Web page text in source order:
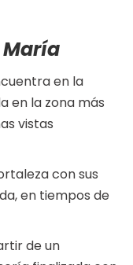
María
en la
en la zona más
vistas
con sus
en tiempos de
de un